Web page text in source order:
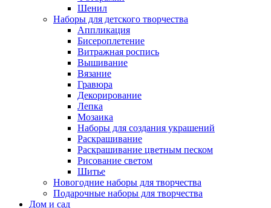
Шенил
Наборы для детского творчества
Аппликация
Бисероплетение
Витражная роспись
Вышивание
Вязание
Гравюра
Декорирование
Лепка
Мозаика
Наборы для создания украшений
Раскрашивание
Раскрашивание цветным песком
Рисование светом
Шитье
Новогодние наборы для творчества
Подарочные наборы для творчества
Дом и сад